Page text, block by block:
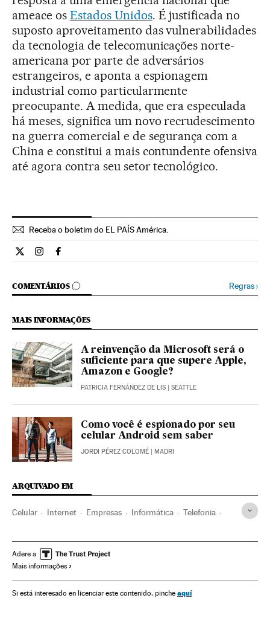
ameace os Estados Unidos. É justificada no
suposto aproveitamento das vulnerabilidades
da tecnologia de telecomunicações norte-
americana por parte de adversários
estrangeiros, e aponta a espionagem
industrial como particularmente
preocupante. A medida, que era especulada
há meses, significa um novo recrudescimento
na guerra comercial e de segurança com a
China e constitui a mais contundente ofensiva
até agora contra seu setor tecnológico.
Receba o boletim do EL PAÍS América.
Economia El País Brasil en Twitter
Economia El País Brasil en Instagram
Economia El País Brasil en Facebook
COMENTÁRIOS
COMENTÁRIOS Regras›
MAIS INFORMAÇÕES
A reinvenção da Microsoft será o
suficiente para que supere Apple,
Amazon e Google?
PATRICIA FERNÁNDEZ DE LIS | SEATTLE
Como você é espionado por seu
celular Android sem saber
JORDI PÉREZ COLOMÉ | MADRI
ARQUIVADO EM
Celular Internet Empresas Informática Telefonia
Huawei Android Motores pesquisa
Celulares Sistemas operacionais
Telefonia celular multimídia Programas informáticos
Adere a
Mais informações
Si está interesado en licenciar este contenido, pinche aquí